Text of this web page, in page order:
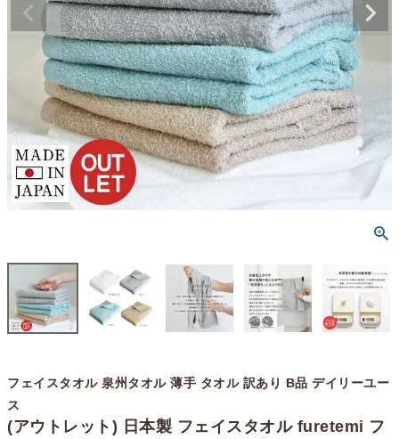
フェイスタオル 泉州タオル 薄手 タオル 訳あり B品 デイリーユー
ス
(アウトレット) 日本製 フェイスタオル furetemi フ